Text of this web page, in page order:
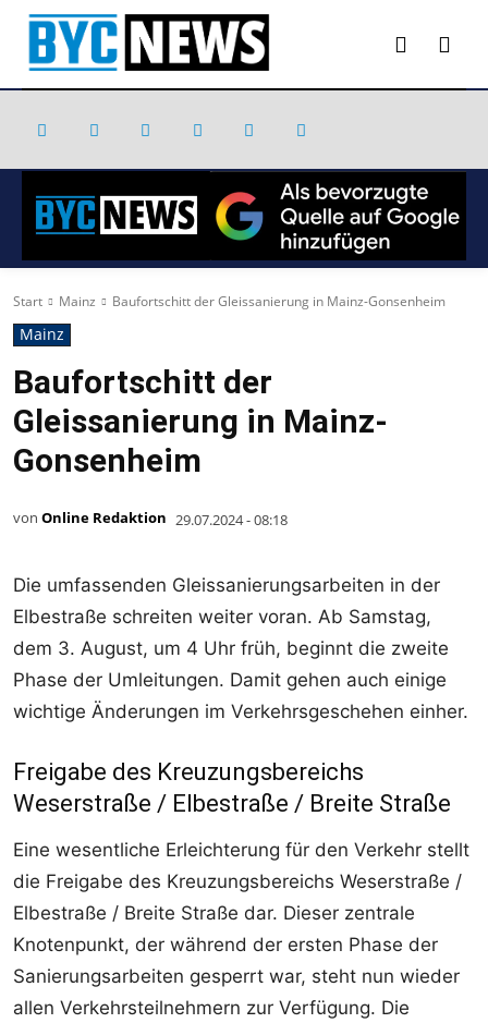
Start Mainz Baufortschitt der Gleissanierung in Mainz-Gonsenheim
Mainz
Baufortschitt der
Gleissanierung in Mainz-
Gonsenheim
von Online Redaktion 29.07.2024 - 08:18
Die umfassenden Gleissanierungsarbeiten in der
Elbestraße schreiten weiter voran. Ab Samstag,
dem 3. August, um 4 Uhr früh, beginnt die zweite
Phase der Umleitungen. Damit gehen auch einige
wichtige Änderungen im Verkehrsgeschehen einher.
Freigabe des Kreuzungsbereichs
Weserstraße / Elbestraße / Breite Straße
Eine wesentliche Erleichterung für den Verkehr stellt
die Freigabe des Kreuzungsbereichs Weserstraße /
Elbestraße / Breite Straße dar. Dieser zentrale
Knotenpunkt, der während der ersten Phase der
Sanierungsarbeiten gesperrt war, steht nun wieder
allen Verkehrsteilnehmern zur Verfügung. Die